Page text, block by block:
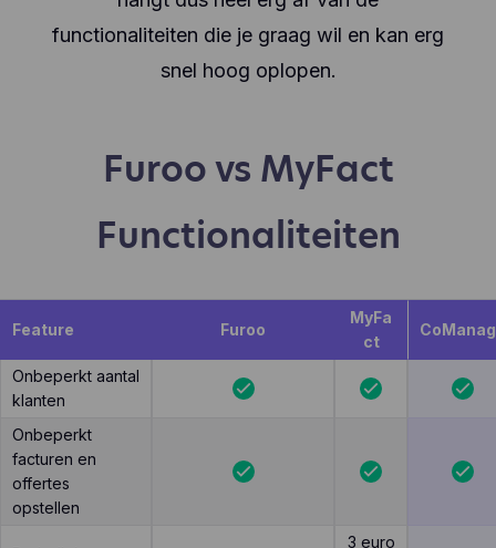
functionaliteiten die je graag wil en kan erg
snel hoog oplopen.
Furoo vs MyFact
Functionaliteiten
Feature Furoo
MyFa
ct
Onbeperkt aantal
klanten
Onbeperkt
facturen en
offertes
opstellen
3 euro